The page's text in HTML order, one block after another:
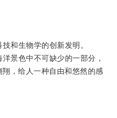
生物学的创新发明。
色中不可缺少的一部分，
，给人一种自由和悠然的感